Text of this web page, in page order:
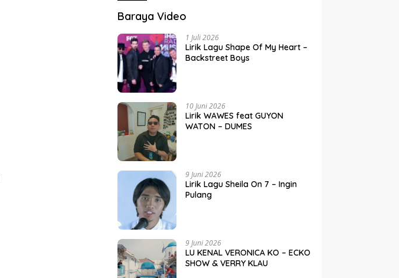
Baraya Video
1 Juli 2026
Lirik Lagu Shape Of My Heart –
Backstreet Boys
10 Juni 2026
Lirik WAWES feat GUYON
WATON – DUMES
9 Juni 2026
Lirik Lagu Sheila On 7 – Ingin
Pulang
9 Juni 2026
LU KENAL VERONICA KO – ECKO
SHOW & VERRY KLAU